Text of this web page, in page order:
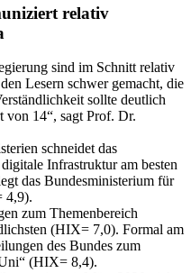
relativ
sind im Schnitt relativ
Lesern schwer gemacht, die
sollte deutlich
von 14“, sagt Prof. Dr.
schneidet das
Infrastruktur am besten
das Bundesministerium für
4,9).
zum Themenbereich
(HIX= 7,0). Formal am
des Bundes zum
(HIX= 8,4).